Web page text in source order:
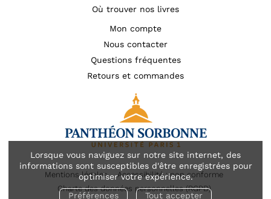
Lorsque vous naviguez sur notre site internet, des
informations sont susceptibles d'être enregistrées pour
optimiser votre expérience.
Préférences
Tout accepter
Où trouver nos livres
Mon compte
Nous contacter
Questions fréquentes
Retours et commandes
Mentions légales
Accessibilité : non conforme
Charte des données personnelles (RGPD)